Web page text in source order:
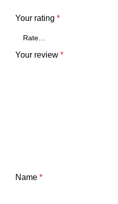
Your rating *
Your review *
Name *